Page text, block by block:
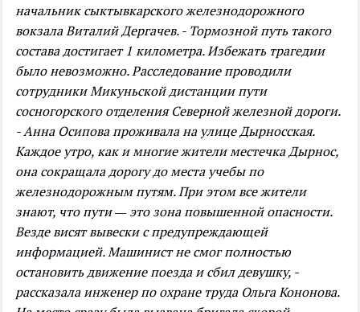
начальник сыктывкарского железнодорожного
вокзала Виталий Дергачев. - Тормозной путь такого
состава достигает 1 километра. Избежать трагедии
было невозможно.Расследование проводили
сотрудники Микуньской дистанции пути
сосногорского отделения Северной железной дороги.
- Анна Осипова проживала на улице Дырносская.
Каждое утро, как и многие жители местечка Дырнос,
она сокращала дорогу до места учебы по
железнодорожным путям. При этом все жители
знают, что пути — это зона повышенной опасности.
Везде висят вывески с предупреждающей
информацией. Машинист не смог полностью
остановить движение поезда и сбил девушку, -
рассказала инженер по охране труда Ольга Кононова.